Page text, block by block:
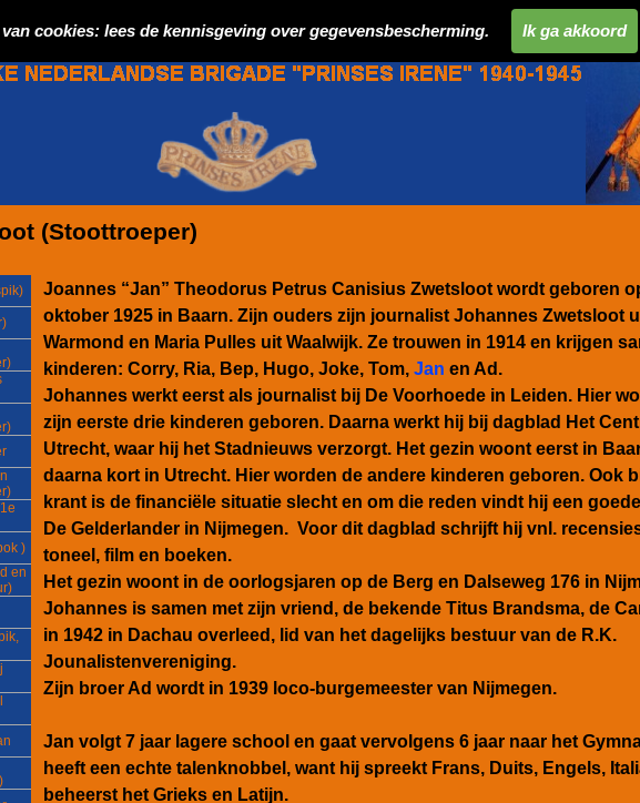
cookies: lees de kennisgeving over gegevensbescherming. Ik ga akkoord
(Stoottroeper)
Joannes “Jan” Theodorus Petrus Canisius Zwetsloot wordt geboren
oktober 1925 in Baarn. Zijn ouders zijn journalist Johannes Zwetsloot
Warmond en Maria Pulles uit Waalwijk. Ze trouwen in 1914 en krijgen
kinderen: Corry, Ria, Bep, Hugo, Joke, Tom, Jan en Ad.
Johannes werkt eerst als journalist bij De Voorhoede in Leiden. Hier
zijn eerste drie kinderen geboren. Daarna werkt hij bij dagblad Het
Utrecht, waar hij het Stadnieuws verzorgt. Het gezin woont eerst in
daarna kort in Utrecht. Hier worden de andere kinderen geboren. Ook
krant is de financiële situatie slecht en om die reden vindt hij een
De Gelderlander in Nijmegen. Voor dit dagblad schrijft hij vnl.
toneel, film en boeken.
Het gezin woont in de oorlogsjaren op de Berg en Dalseweg 176 in
Johannes is samen met zijn vriend, de bekende Titus Brandsma, de
in 1942 in Dachau overleed, lid van het dagelijks bestuur van de R.K.
Jounalistenvereniging.
Zijn broer Ad wordt in 1939 loco-burgemeester van Nijmegen.
Jan volgt 7 jaar lagere school en gaat vervolgens 6 jaar naar het
heeft een echte talenknobbel, want hij spreekt Frans, Duits, Engels,
beheerst het Grieks en Latijn.
)
en